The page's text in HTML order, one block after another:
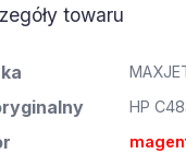
towaru
HP